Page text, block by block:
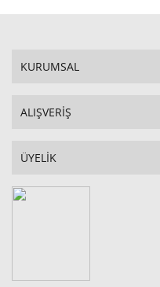
KURUMSAL
ALIŞVERİŞ
ÜYELİK